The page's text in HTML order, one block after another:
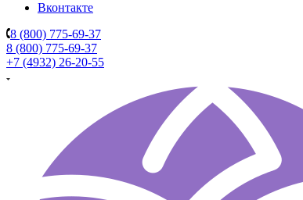
Вконтакте
8 (800) 775-69-37
8 (800) 775-69-37
+7 (4932) 26-20-55